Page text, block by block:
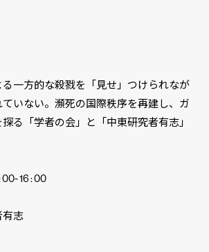
一方的な殺戮を「見せ」つけられなが
いない。瀕死の国際秩序を再建し、ガ
る「学者の会」と「中東研究者有志」
00- 16 : 00
有志